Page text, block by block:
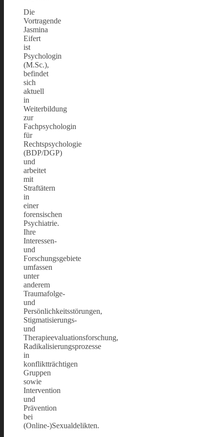
Die
Vortragende
Jasmina
Eifert
ist
Psychologin
(M.Sc.),
befindet
sich
aktuell
in
Weiterbildung
zur
Fachpsychologin
für
Rechtspsychologie
(BDP/DGP)
und
arbeitet
mit
Straftätern
in
einer
forensischen
Psychiatrie.
Ihre
Interessen-
und
Forschungsgebiete
umfassen
unter
anderem
Traumafolge-
und
Persönlichkeitsstörungen,
Stigmatisierungs-
und
Therapieevaluationsforschung,
Radikalisierungsprozesse
in
konfliktträchtigen
Gruppen
sowie
Intervention
und
Prävention
bei
(Online-)Sexualdelikten.